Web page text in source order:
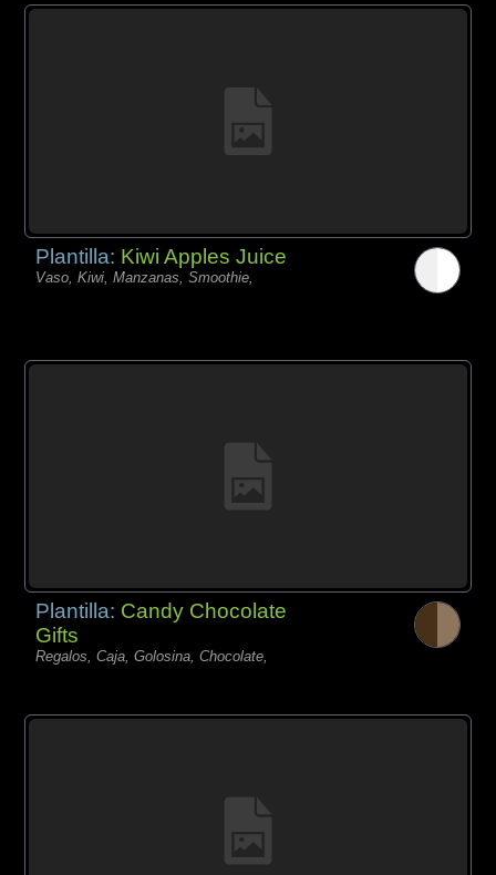
Plantilla: Kiwi Apples Juice
Vaso, Kiwi, Manzanas, Smoothie,
Plantilla: Candy Chocolate
Gifts
Regalos, Caja, Golosina, Chocolate,